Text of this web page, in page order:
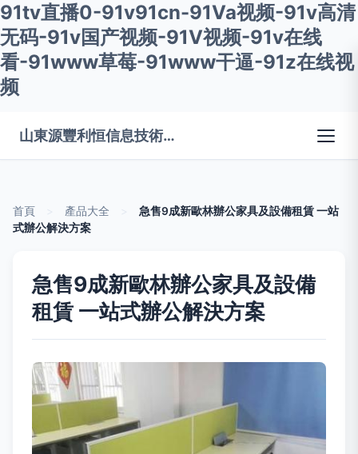
91tv直播0-91v91cn-91Va视频-91v高清
无码-91v国产视频-91V视频-91v在线
看-91www草莓-91www干逼-91z在线视
频
山東源豐利恒信息技術有限公司
首頁 產品大全
急售9成新歐林辦公家具及設備租賃 一站
式辦公解決方案
急售9成新歐林辦公家具及設備
租賃 一站式辦公解決方案